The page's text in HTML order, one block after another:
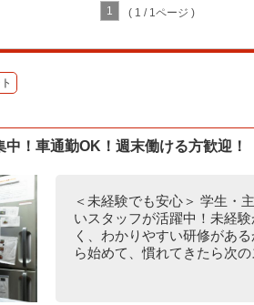
1 ( 1 / 1ページ )
！車通勤OK！週末働ける方歓迎！
＜未経験でも安心＞ 学生・
いスタッフが活躍中！未経
く、わかりやすい研修があ
ら始めて、慣れてきたら次